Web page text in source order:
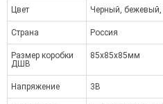
Цвет Черный, бежевый,
Страна Россия
Размер коробки
ДШВ
85х85х85мм
Напряжение 3В